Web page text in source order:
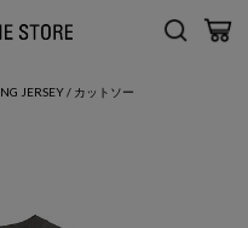
JERSEY / カットソー